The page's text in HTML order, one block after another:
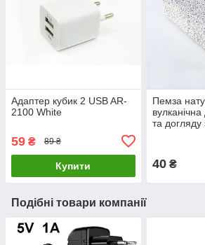
Адаптер кубик 2 USB AR-
2100 White
59 ₴ 89 ₴
Купити
Пемза
та
40₴
Подібні товари компанії